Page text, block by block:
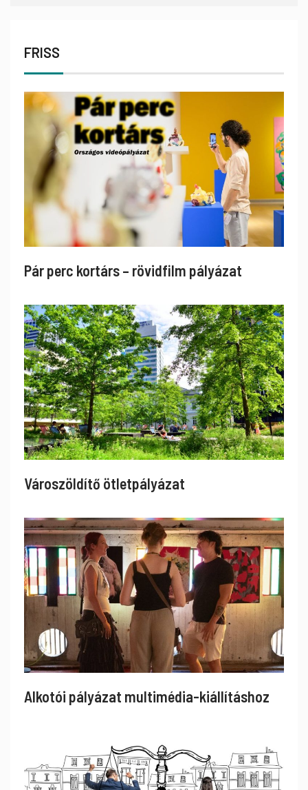
FRISS
Pár perc kortárs – rövidfilm pályázat
Városzöldítő ötletpályázat
Alkotói pályázat multimédia-kiállításhoz